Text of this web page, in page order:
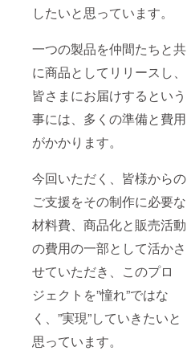
したいと思っています。
一つの製品を仲間たちと共
に商品としてリリースし、
皆さまにお届けするという
事には、多くの準備と費用
がかかります。
今回いただく、皆様からの
ご支援をその制作に必要な
材料費、商品化と販売活動
の費用の一部として活かさ
せていただき、このプロ
ジェクトを”憧れ”ではな
く、”実現”していきたいと
思っています。